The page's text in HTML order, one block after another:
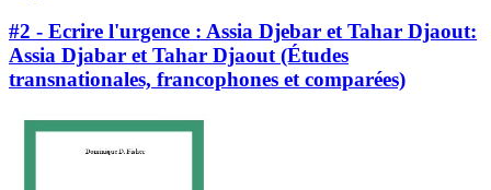
#2 - Ecrire l'urgence : Assia Djebar et Tahar Djaout:
Assia Djabar et Tahar Djaout (Études
transnationales, francophones et comparées)